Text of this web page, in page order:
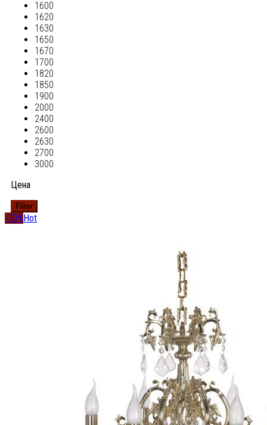
1600
1620
1630
1650
1670
1700
1820
1850
1900
2000
2400
2600
2630
2700
3000
Цена
Filter
-70% Hot